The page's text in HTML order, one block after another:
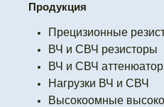
Продукция
Прецизионные
ВЧ и СВЧ резисторы
ВЧ и СВЧ
Нагрузки ВЧ и СВЧ
Высокоомные